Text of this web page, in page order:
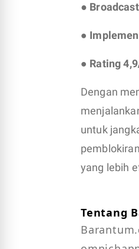
●
●
● Rating
Dengan
untuk
yang lebih
Tentang